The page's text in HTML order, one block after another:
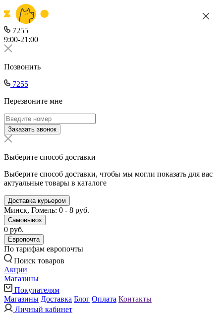
7255
9:00-21:00
Позвонить
7255
Перезвоните мне
Заказать звонок
Выберите способ доставки
Выберите способ доставки, чтобы мы могли показать для вас
актуальные товары в каталоге
Доставка курьером
Минск, Гомель: 0 - 8 руб.
Самовывоз
0 руб.
Европочта
По тарифам европочты
Поиск товаров
Акции
Магазины
Покупателям
Магазины Доставка Блог Оплата Контакты
Личный кабинет